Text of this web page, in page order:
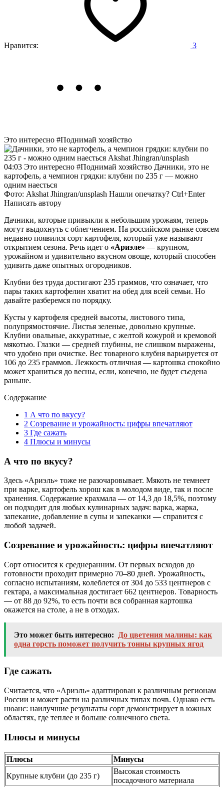
Нравится: 3
Это интересно #Поднимай хозяйство
04:03 Это интересно #Поднимай хозяйство Дачники, это не
картофель, а чемпион грядки: клубни по 235 г — можно
одним наесться
Фото: Akshat Jhingran/unsplash Нашли опечатку? Ctrl+Enter
Написать автору
Дачники, которые привыкли к небольшим урожаям, теперь
могут выдохнуть с облегчением. На российском рынке совсем
недавно появился сорт картофеля, который уже называют
открытием сезона. Речь идет о «Ариэле» — крупном,
урожайном и удивительно вкусном овоще, который способен
удивить даже опытных огородников.
Клубни без труда достигают 235 граммов, что означает, что
пары таких картофелин хватит на обед для всей семьи. Но
давайте разберемся по порядку.
Кусты у картофеля средней высоты, листового типа,
полупрямостоячие. Листья зеленые, довольно крупные.
Клубни овальные, аккуратные, с желтой кожурой и кремовой
мякотью. Глазки — средней глубины, не слишком выражены,
что удобно при очистке. Вес товарного клубня варьируется от
106 до 235 граммов. Лежкость отличная — картошка спокойно
может храниться до весны, если, конечно, не будет съедена
раньше.
Содержание
1 А что по вкусу?
2 Созревание и урожайность: цифры впечатляют
3 Где сажать
4 Плюсы и минусы
А что по вкусу?
Здесь «Ариэль» тоже не разочаровывает. Мякоть не темнеет
при варке, картофель хорош как в молодом виде, так и после
хранения. Содержание крахмала — от 14,3 до 18,5%, поэтому
он подходит для любых кулинарных задач: варка, жарка,
запекание, добавление в супы и запеканки — справится с
любой задачей.
Созревание и урожайность: цифры впечатляют
Сорт относится к среднеранним. От первых всходов до
готовности проходит примерно 70–80 дней. Урожайность,
согласно испытаниям, колеблется от 304 до 533 центнеров с
гектара, а максимальная достигает 662 центнеров. Товарность
— от 88 до 92%, то есть почти вся собранная картошка
окажется на столе, а не в отходах.
Это может быть интересно:
До цветения малины: как
одна горсть поможет получить тонны крупных ягод
Где сажать
Считается, что «Ариэль» адаптирован к различным регионам
России и может расти на различных типах почв. Однако есть
нюанс: наилучшие результаты сорт демонстрирует в южных
областях, где теплее и больше солнечного света.
Плюсы и минусы
Плюсы
Минусы
Крупные клубни (до 235 г)
Высокая стоимость
посадочного материала